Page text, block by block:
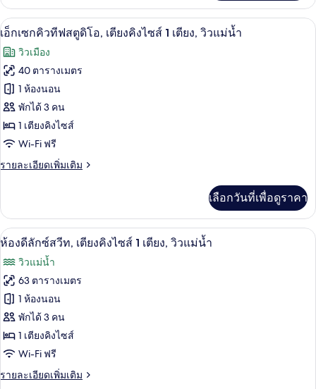
วิว
แม่น้ำ
เตียง,
วิว
แม่น้ำ
เกี่ยว
กับ
ห้อง
เตียง
คิง
ไซส์
เตียง,
วิว
แม่น้ำ
เปิด
ภาพถ่าย
ทั้งหมด
ของ
เอ็ก
เซก
คิว
ทีฟ
ดิโอ,
เตียง
คิง
ไซส์
1
เตียง,
วิว
แม่น้ำ
เอ็กเซกคิวทีฟสตูดิโอ, เตียงคิงไซส์ 1
8
เอ็กเซกคิวทีฟสตูดิโอ, เตียงคิงไซส์ 1 เตียง, วิวแม่น้ำ
วิวเมือง
40 ตารางเมตร
1 ห้องนอน
พักได้ 3 คน
1 เตียงคิงไซส์
Wi-Fi ฟรี
รายละเอียดเพิ่มเติม
ราย
เกี่ยว
กับ
เอ็ก
คิว
ทีฟ
สตู
ดิ
โอ,
เตียง
คิง
ไซส์
เตียง,
เลือกวันที่เพื่อดูราคา
เปิด
ภาพถ่าย
ทั้งหมด
ของ
ห้อง
ดี
ลัก
ซ์
ห้องดีลักซ์สวีท, เตียงคิงไซส์ 1 เตียง,
13
ห้องดีลักซ์สวีท, เตียงคิงไซส์ 1 เตียง, วิวแม่น้ำ
วิวแม่น้ำ
63 ตารางเมตร
1 ห้องนอน
พักได้ 3 คน
1 เตียงคิงไซส์
Wi-Fi ฟรี
รายละเอียดเพิ่มเติม
ราย